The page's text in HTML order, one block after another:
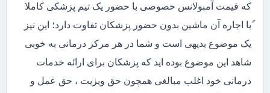
که قیمت آمبولانس خصوصی با حضور یک تیم پزشکی کاملا
ًبا اجاره آن ماشین بدون حضور پزشکان تفاوت دارد؛ این نیز
یک موضوع بدیهی است و شما در هر مرکز درمانی به خوبی
شاهد این موضوع بوده اید که پزشکان برای ارائه خدمات
درمانی خود اغلب مبالغی همچون حق ویزیت ، حق عمل و